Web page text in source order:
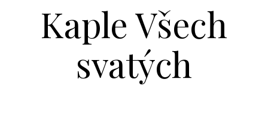
Kaple Všech
svatých